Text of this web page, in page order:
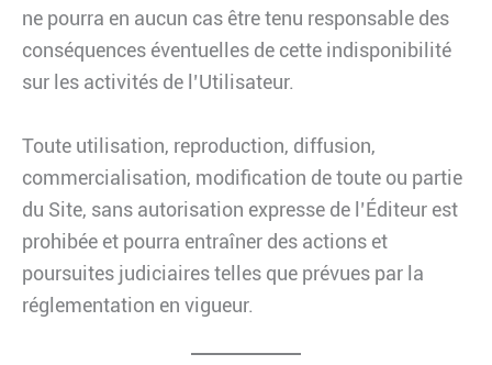
ne pourra en aucun cas être tenu responsable des
conséquences éventuelles de cette indisponibilité
sur les activités de l’Utilisateur.
Toute utilisation, reproduction, diffusion,
commercialisation, modification de toute ou partie
du Site, sans autorisation expresse de l’Éditeur est
prohibée et pourra entraîner des actions et
poursuites judiciaires telles que prévues par la
réglementation en vigueur.